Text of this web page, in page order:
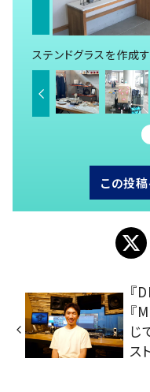
ステンドグラスを作成
この投
『
『
じ
ス